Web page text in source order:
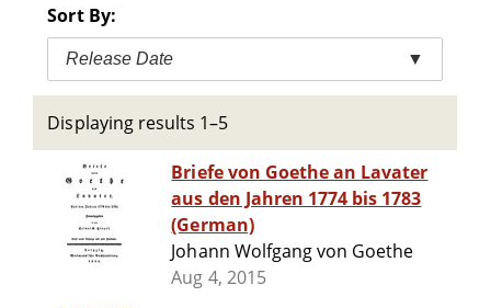
Sort By:
Release Date ▼
Displaying results 1–5
Briefe von Goethe an Lavater
aus den Jahren 1774 bis 1783
(German)
Johann Wolfgang von Goethe
Aug 4, 2015